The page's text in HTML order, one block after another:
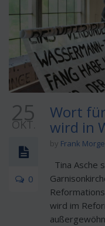
25
OKT.
0
Wort
wird in
by Frank
Tina Asche
wird im